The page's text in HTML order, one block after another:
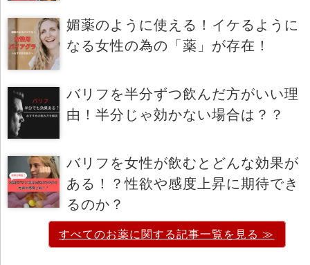
媚薬のように使える！イケるように
なる女性の為の「薬」が存在！
バリフを半分ずつ飲んだ方がいい理
由！半分じゃ効かない場合は？？
バリフを女性が飲むとどんな効果が
ある！？性欲や感度上昇に期待でき
るのか？
すべてのお薬に関する記事一覧を見る ≫